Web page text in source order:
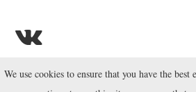
© ООО «Лаборатория
We use cookies to ensure that you have the